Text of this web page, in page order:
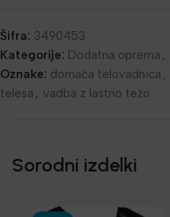
Šifra: 3490453
Kategorije: Dodatna oprema ,
Oznake: domača telovadnica ,
telesa , vadba z lastno težo
Sorodni izdelki